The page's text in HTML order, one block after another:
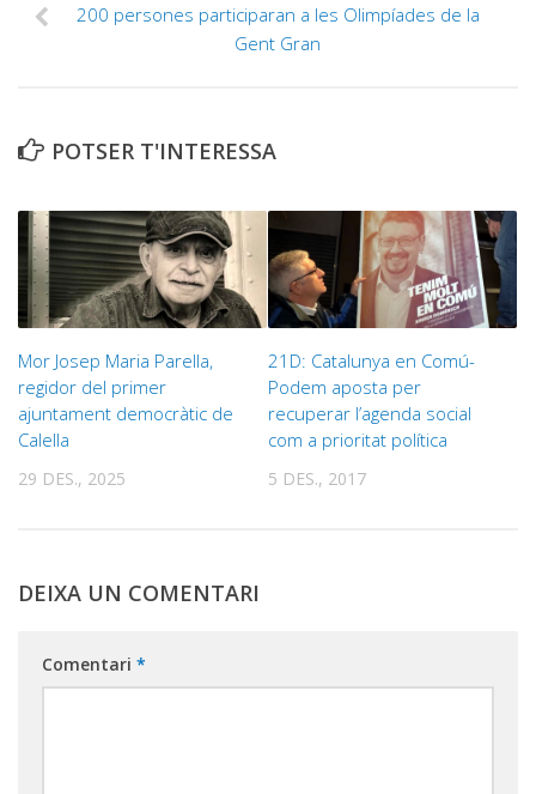
200 persones participaran a les Olimpíades de la
Gent Gran
POTSER T'INTERESSA
Mor Josep Maria Parella,
regidor del primer
ajuntament democràtic de
Calella
29 DES., 2025
21D: Catalunya en Comú-
Podem aposta per
recuperar l’agenda social
com a prioritat política
5 DES., 2017
DEIXA UN COMENTARI
Comentari *